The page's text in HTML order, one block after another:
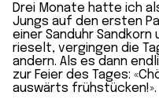
Drei Monate hatte ich
Jungs auf den ersten
einer Sanduhr Sandkorn
rieselt, vergingen die
andern. Als es dann
zur Feier des Tages:
auswärts frühstücken!».